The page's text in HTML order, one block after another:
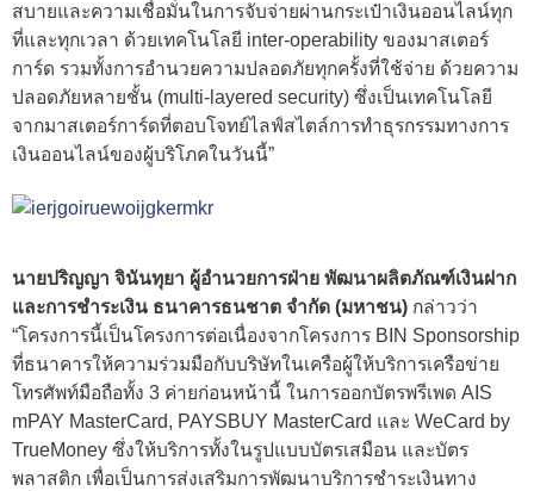
สบายและความเชื่อมั่นในการจับจ่ายผ่านกระเป๋าเงินออนไลน์ทุก
ที่และทุกเวลา ด้วยเทคโนโลยี inter-operability ของมาสเตอร์
การ์ด รวมทั้งการอำนวยความปลอดภัยทุกครั้งที่ใช้จ่าย ด้วยความ
ปลอดภัยหลายชั้น (multi-layered security) ซึ่งเป็นเทคโนโลยี
จากมาสเตอร์การ์ดที่ตอบโจทย์ไลฟ์สไตล์การทำธุรกรรมทางการ
เงินออนไลน์ของผู้บริโภคในวันนี้”
นายปริญญา จินันทุยา ผู้อำนวยการฝ่าย พัฒนาผลิตภัณฑ์เงินฝาก
และการชำระเงิน ธนาคารธนชาต จำกัด (มหาชน) กล่าวว่า
“โครงการนี้เป็นโครงการต่อเนื่องจากโครงการ BIN Sponsorship
ที่ธนาคารให้ความร่วมมือกับบริษัทในเครือผู้ให้บริการเครือข่าย
โทรศัพท์มือถือทั้ง 3 ค่ายก่อนหน้านี้ ในการออกบัตรพรีเพด AIS
mPAY MasterCard, PAYSBUY MasterCard และ WeCard by
TrueMoney ซึ่งให้บริการทั้งในรูปแบบบัตรเสมือน และบัตร
พลาสติก เพื่อเป็นการส่งเสริมการพัฒนาบริการชำระเงินทาง